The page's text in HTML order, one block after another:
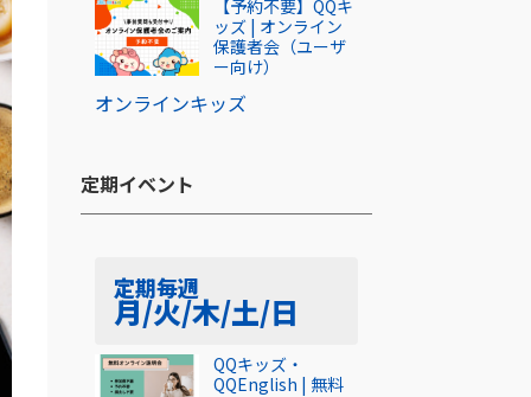
オンラインキッズ
【予約不要】QQキ
ッズ | オンライン
保護者会（ユーザ
ー向け）
定期イベント​
定期毎週
月/火/木/土/日
QQキッズ・
QQEnglish | 無料